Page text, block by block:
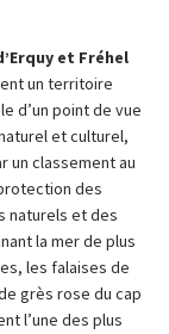
et Fréhel
un territoire
d’un point de vue
et culturel,
un classement au
des
naturels et des
la mer de plus
les falaises de
grès rose du cap
l’une des plus